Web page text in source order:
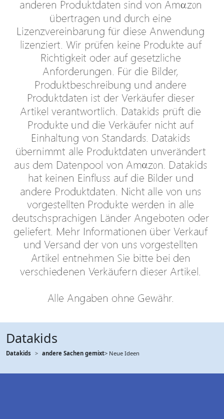
Datakids
Datakids andere Sachen gemixt> Neue Ideen